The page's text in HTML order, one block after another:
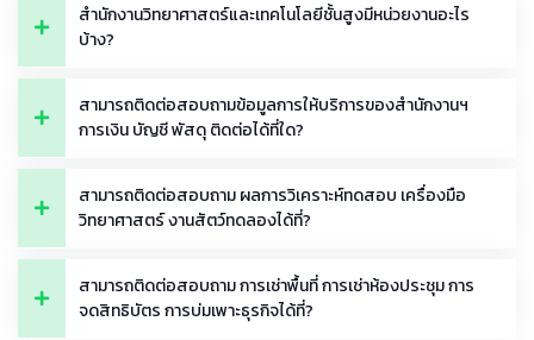
สำนักงานวิทยาศาสตร์และเทคโนโลยีชั้นสูงมีหน่วยงานอะไร
บ้าง?
สามารถติดต่อสอบถามข้อมูลการให้บริการของสำนักงานฯ
การเงิน บัญชี พัสดุ ติดต่อได้ที่ใด?
สามารถติดต่อสอบถาม ผลการวิเคราะห์ทดสอบ เครื่องมือ
วิทยาศาสตร์ งานสัตว์ทดลองได้ที่?
สามารถติดต่อสอบถาม การเช่าพื้นที่ การเช่าห้องประชุม การ
จดสิทธิบัตร การบ่มเพาะธุรกิจได้ที่?